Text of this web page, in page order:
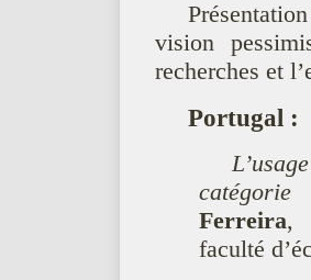
vision
recherches et
Portugal :
Ferreira,
faculté